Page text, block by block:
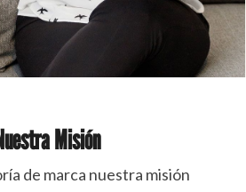
Misión
de marca nuestra misión